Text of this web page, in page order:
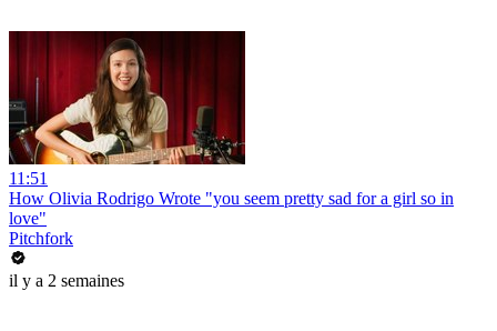
11:51
How Olivia Rodrigo Wrote "you seem pretty sad for a girl so in
love"
Pitchfork
il y a 2 semaines